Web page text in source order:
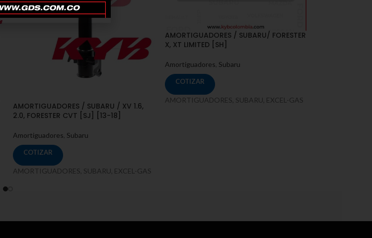
AMORTIGUADORES / SUBARU / XV 1.6,
2.0, FORESTER CVT [SJ] [13-18]
Amortiguadores Subaru
COTIZAR
AMORTIGUADORES, SUBARU, EXCEL-GAS
AMORTIGUADORES / SUBARU/ FORESTER
X, XT LIMITED [SH]
Amortiguadores, Subaru
COTIZAR
AMORTIGUADORES, SUBARU, EXCEL-GAS